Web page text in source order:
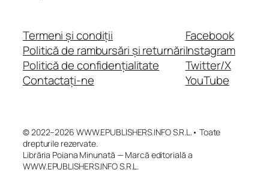
Termeni și condiții
Politică de rambursări și returnări
Politică de confidențialitate
Contactați-ne
Facebook
Instagram
Twitter/X
YouTube
© 2022–2026 WWW.EPUBLISHERS.INFO S.R.L.• Toate
drepturile rezervate.
Librăria Poiana Minunată — Marcă editorială a
WWW.EPUBLISHERS.INFO S.R.L.